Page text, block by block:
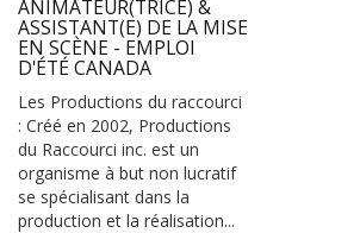
ANIMATEUR(TRICE) &
ASSISTANT(E) DE LA MISE
EN SCÈNE - EMPLOI
D'ÉTÉ CANADA
Les Productions du raccourci
: Créé en 2002, Productions
du Raccourci inc. est un
organisme à but non lucratif
se spécialisant dans la
production et la réalisation...